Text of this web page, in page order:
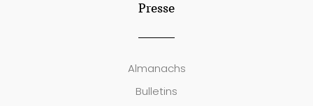
Presse
Almanachs
Bulletins